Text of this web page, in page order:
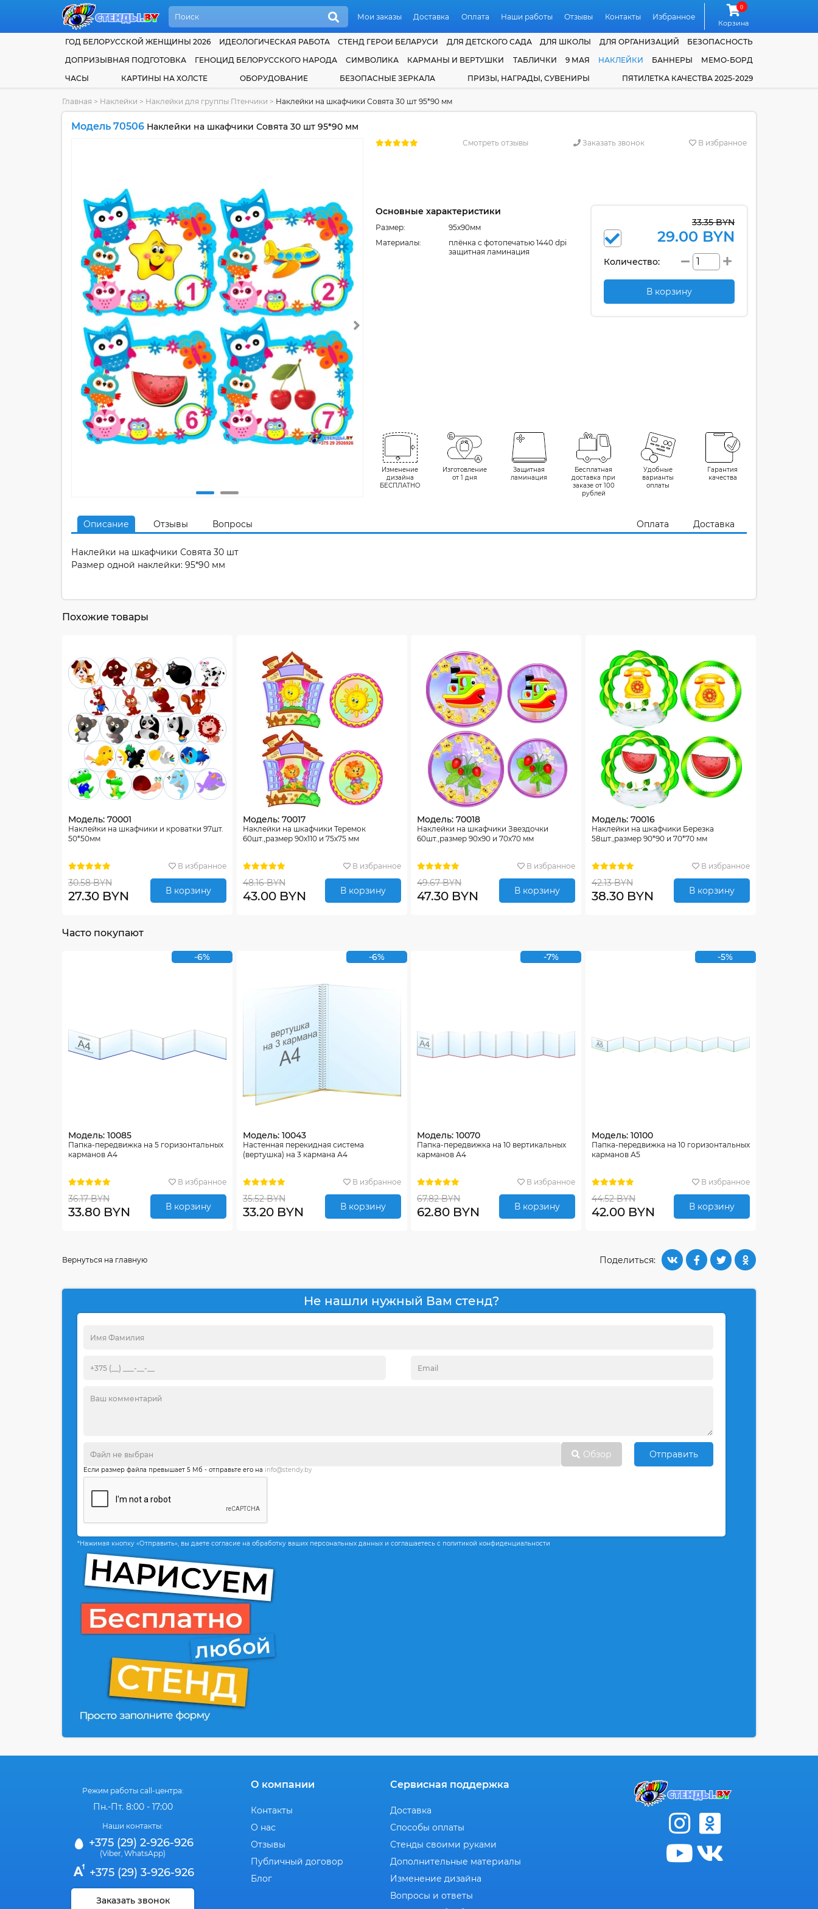
Мои заказы Доставка Оплата Наши работы Отзывы Контакты Избранное
0
Корзина
ГОД БЕЛОРУССКОЙ ЖЕНЩИНЫ 2026 ИДЕОЛОГИЧЕСКАЯ РАБОТА СТЕНД ГЕРОИ БЕЛАРУСИ ДЛЯ ДЕТСКОГО САДА ДЛЯ ШКОЛЫ ДЛЯ ОРГАНИЗАЦИЙ
БЕЗОПАСНОСТЬ
ДОПРИЗЫВНАЯ ПОДГОТОВКА
ГЕНОЦИД БЕЛОРУССКОГО НАРОДА СИМВОЛИКА КАРМАНЫ И ВЕРТУШКИ ТАБЛИЧКИ 9 МАЯ НАКЛЕЙКИ БАННЕРЫ
МЕМО-БОРД
ЧАСЫ
КАРТИНЫ НА ХОЛСТЕ ОБОРУДОВАНИЕ БЕЗОПАСНЫЕ ЗЕРКАЛА ПРИЗЫ, НАГРАДЫ, СУВЕНИРЫ ПЯТИЛЕТКА КАЧЕСТВА 2025-2029
Главная > Наклейки > Наклейки для группы Птенчики > Наклейки на шкафчики Совята 30 шт 95*90 мм
Модель 70506 Наклейки на шкафчики Совята 30 шт 95*90 мм
Смотреть отзывы Заказать звонок В избранное
Основные характеристики
Размер:
95x90мм
Материалы:
плёнка с фотопечатью 1440 dpi
защитная ламинация
33.35 BYN
29.00 BYN
Количество:
В корзину
Изменение
дизайна
БЕСПЛАТНО
Изготовление
от 1 дня
Защитная
ламинация
Бесплатная
доставка при
заказе от 100
рублей
Удобные
варианты
оплаты
Гарантия
качества
Описание Отзывы Вопросы Оплата Доставка
Наклейки на шкафчики Совята 30 шт
Размер одной наклейки: 95*90 мм
Похожие товары
Модель: 70001
Наклейки на шкафчики и кроватки 97шт.
50*50мм
В избранное
30.58 BYN
27.30 BYN В корзину
Модель: 70017
Наклейки на шкафчики Теремок
60шт.,размер 90х110 и 75х75 мм
В избранное
48.16 BYN
43.00 BYN В корзину
Модель: 70018
Наклейки на шкафчики Звездочки
60шт.,размер 90х90 и 70х70 мм
В избранное
49.67 BYN
47.30 BYN В корзину
Модель: 70016
Наклейки на шкафчики Березка
58шт.,размер 90*90 и 70*70 мм
В избранное
42.13 BYN
38.30 BYN В корзину
Часто покупают
-6%
Модель: 10085
Папка-передвижка на 5 горизонтальных
карманов А4
В избранное
36.17 BYN
33.80 BYN В корзину
-6%
Модель: 10043
Настенная перекидная система
(вертушка) на 3 кармана А4
В избранное
35.52 BYN
33.20 BYN В корзину
-7%
Модель: 10070
Папка-передвижка на 10 вертикальных
карманов А4
В избранное
67.82 BYN
62.80 BYN В корзину
-5%
Модель: 10100
Папка-передвижка на 10 горизонтальных
карманов А5
В избранное
44.52 BYN
42.00 BYN В корзину
Поделиться:
Вернуться на главную
Не нашли нужный Вам стенд?
Обзор Отправить
Если размер файла превышает 5 Мб - отправьте его на info@stendy.by
*Нажимая кнопку «Отправить», вы даете согласие на обработку ваших персональных данных и соглашаетесь с политикой конфиденциальности
Режим работы call-центра:
Пн.-Пт. 8:00 - 17:00
Наши контакты:
+375 (29) 2-926-926
(Viber, WhatsApp)
+375 (29) 3-926-926
Заказать звонок
О компании
Контакты
О нас
Отзывы
Публичный договор
Блог
Сервисная поддержка
Доставка
Способы оплаты
Стенды своими руками
Дополнительные материалы
Изменение дизайна
Вопросы и ответы